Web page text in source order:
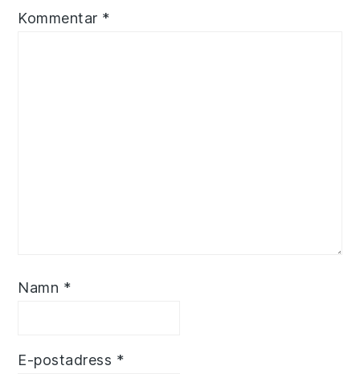
Kommentar *
Namn *
E-postadress *